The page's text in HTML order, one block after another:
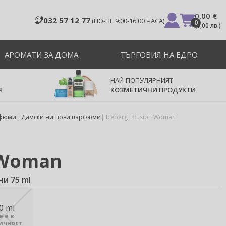
032 57 12 77 (ПО-ПЕ 9:00-16:00 ЧАСА) 0
0,00 €
(0,00 лв.)
АРОМАТИ ЗА ДОМА ТЪРГОВИЯ НА ЕДРО
НАЙ-ПОПУЛЯРНИЯТ
КОЗМЕТИЧНИ ПРОДУКТИ
Дамски нишови парфюми Iceberg Effusion Woman
75 ml
ml
е в